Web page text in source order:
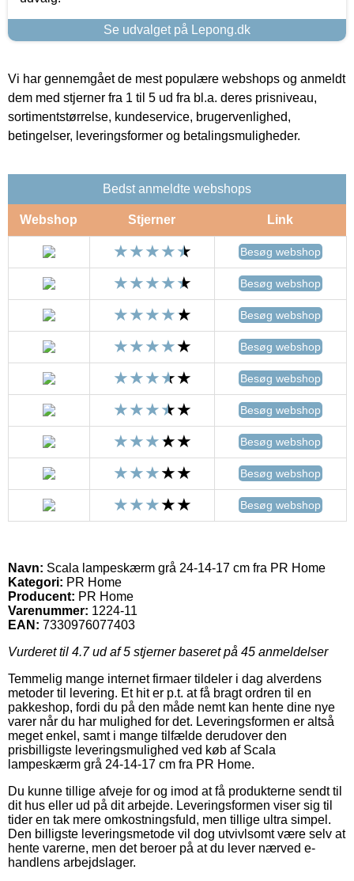
Se udvalget på Lepong.dk
Vi har gennemgået de mest populære webshops og anmeldt
dem med stjerner fra 1 til 5 ud fra bl.a. deres prisniveau,
sortimentstørrelse, kundeservice, brugervenlighed,
betingelser, leveringsformer og betalingsmuligheder.
Bedst anmeldte webshops
Webshop Stjerner Link
Besøg webshop
Besøg webshop
Besøg webshop
Besøg webshop
Besøg webshop
Besøg webshop
Besøg webshop
Besøg webshop
Besøg webshop
Navn: Scala lampeskærm grå 24-14-17 cm fra PR Home
Kategori: PR Home
Producent: PR Home
Varenummer: 1224-11
EAN: 7330976077403
Vurderet til 4.7ud af 5 stjerner baseret på 45 anmeldelser
Temmelig mange internet firmaer tildeler i dag alverdens
metoder til levering. Et hit er p.t. at få bragt ordren til en
pakkeshop, fordi du på den måde nemt kan hente dine nye
varer når du har mulighed for det. Leveringsformen er altså
meget enkel, samt i mange tilfælde derudover den
prisbilligste leveringsmulighed ved køb af Scala
lampeskærm grå 24-14-17 cm fra PR Home.
Du kunne tillige afveje for og imod at få produkterne sendt til
dit hus eller ud på dit arbejde. Leveringsformen viser sig til
tider en tak mere omkostningsfuld, men tillige ultra simpel.
Den billigste leveringsmetode vil dog utvivlsomt være selv at
hente varerne, men det beroer på at du lever nærved e-
handlens arbejdslager.